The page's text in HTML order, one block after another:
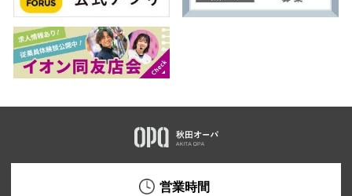
営業時間